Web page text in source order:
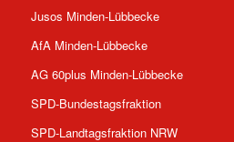
Jusos Minden-Lübbecke
AfA Minden-Lübbecke
AG 60plus Minden-Lübbecke
SPD-Bundestagsfraktion
SPD-Landtagsfraktion NRW